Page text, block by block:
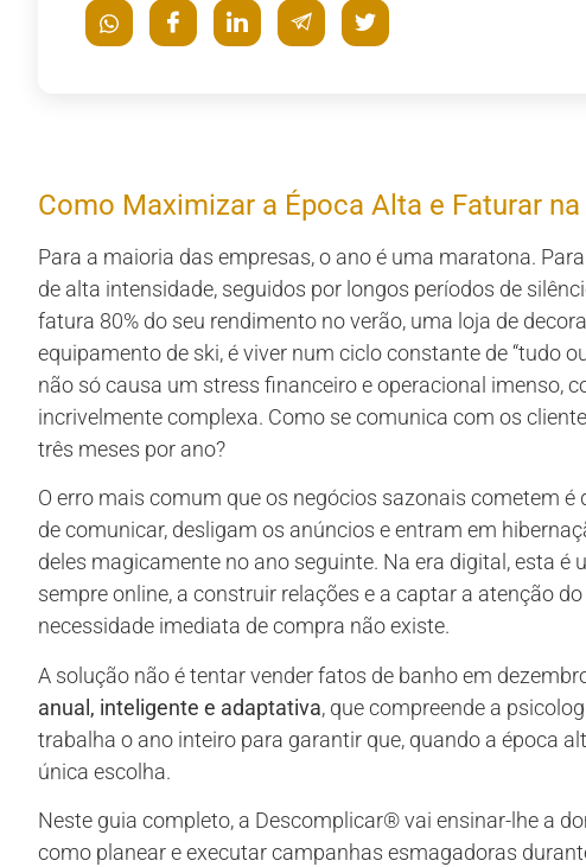
Como Maximizar a Época Alta e Faturar
Para a maioria das empresas, o ano é uma maratona.
de alta intensidade, seguidos por longos períodos de
fatura 80% do seu rendimento no verão, uma loja de
equipamento de ski, é viver num ciclo constante de “tudo
não só causa um stress financeiro e operacional imenso,
incrivelmente complexa. Como se comunica com os
três meses por ano?
O erro mais comum que os negócios sazonais cometem
de comunicar, desligam os anúncios e entram em
deles magicamente no ano seguinte. Na era digital, esta é
sempre online, a construir relações e a captar a atenção
necessidade imediata de compra não existe.
A solução não é tentar vender fatos de banho em
anual, inteligente e adaptativa, que compreende a
trabalha o ano inteiro para garantir que, quando a época
única escolha.
Neste guia completo, a Descomplicar® vai ensinar-lhe a
como planear e executar campanhas esmagadoras